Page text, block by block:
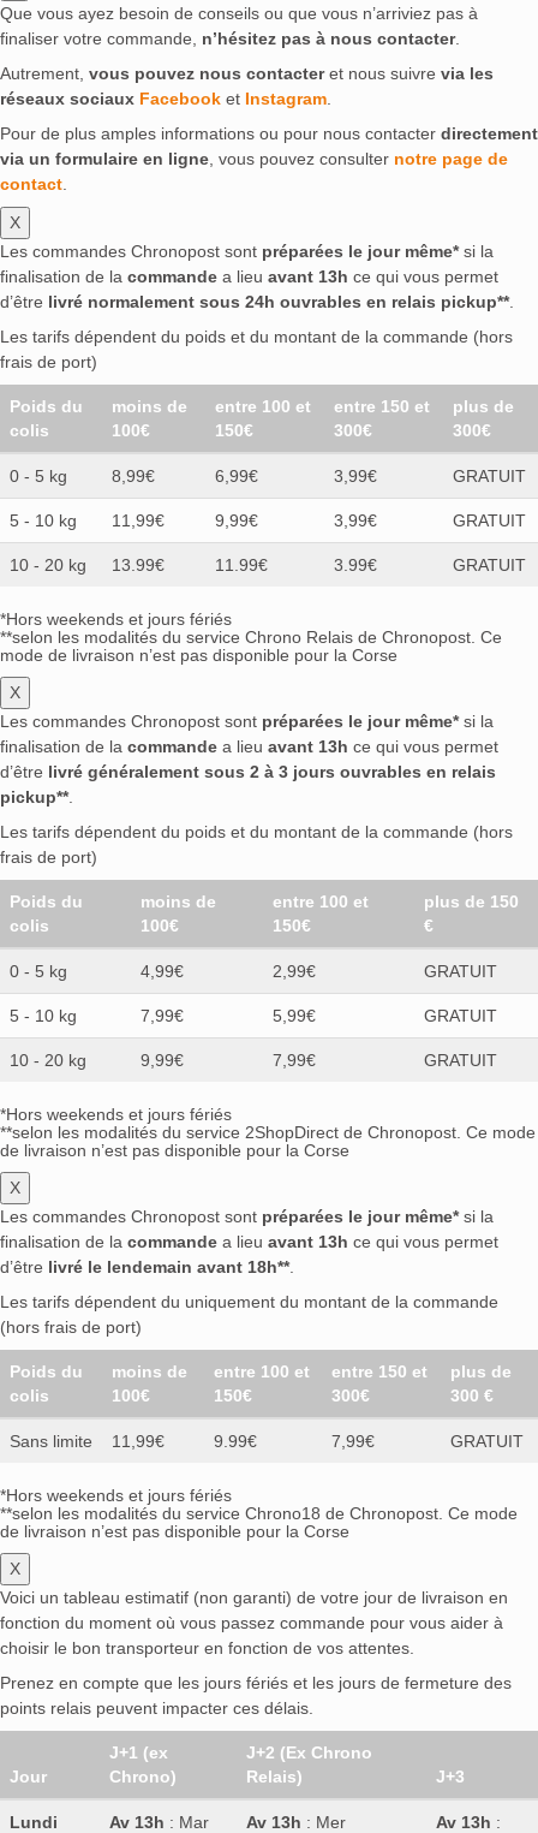
Que vous ayez besoin de conseils ou que vous n’arriviez pas à
finaliser votre commande, n’hésitez pas à nous contacter.
Autrement, vous pouvez nous contacteret nous suivre via les
réseaux sociaux Facebook et Instagram
Pour de plus amples informations ou pour nous contacter directement
via un formulaire en ligne , vous pouvez consulter notre page de
contact
X
Les commandes Chronopost sont préparées le jour même*si la
finalisation de la commande a lieu avant 13h ce qui vous permet
d’être livré normalement sous 24h ouvrables en relais pickup**.
Les tarifs dépendent du poids et du montant de la commande (hors
frais de port)
Poids du
colis
moins de
100€
entre 100 et
150€
entre 150 et
300€
plus de
300€
0 - 5 kg 8,99€ 6,99€ 3,99€ GRATUIT
5 - 10 kg 11,99€ 9,99€ 3,99€ GRATUIT
10 - 20 kg 13.99€ 11.99€ 3.99€ GRATUIT
*Hors weekends et jours fériés
**selon les modalités du service Chrono Relais de Chronopost. Ce
mode de livraison n’est pas disponible pour la Corse
X
Les commandes Chronopost sont préparées le jour même*si la
finalisation de la commande a lieu avant 13h ce qui vous permet
d’être livré généralement sous 2 à 3 jours ouvrables en relais
pickup**.
Les tarifs dépendent du poids et du montant de la commande (hors
frais de port)
Poids du
colis
moins de
100€
entre 100 et
150€
plus de 150
€
0 - 5 kg 4,99€ 2,99€ GRATUIT
5 - 10 kg 7,99€ 5,99€ GRATUIT
10 - 20 kg 9,99€ 7,99€ GRATUIT
*Hors weekends et jours fériés
**selon les modalités du service 2ShopDirect de Chronopost. Ce mode
de livraison n’est pas disponible pour la Corse
X
Les commandes Chronopost sont préparées le jour même*si la
finalisation de la commande a lieu avant 13h ce qui vous permet
d’être livré le lendemain avant 18h**.
Les tarifs dépendent du uniquement du montant de la commande
(hors frais de port)
Poids du
colis
moins de
100€
entre 100 et
150€
entre 150 et
300€
plus de
300 €
Sans limite 11,99€ 9.99€ 7,99€ GRATUIT
*Hors weekends et jours fériés
**selon les modalités du service Chrono18 de Chronopost. Ce mode
de livraison n’est pas disponible pour la Corse
X
Voici un tableau estimatif (non garanti) de votre jour de livraison en
fonction du moment où vous passez commande pour vous aider à
choisir le bon transporteur en fonction de vos attentes.
Prenez en compte que les jours fériés et les jours de fermeture des
points relais peuvent impacter ces délais.
Jour
J+1 (ex
Chrono)
J+2 (Ex Chrono
Relais)
J+3
Lundi Av 13h : Mar Av 13h : Mer Av 13h :